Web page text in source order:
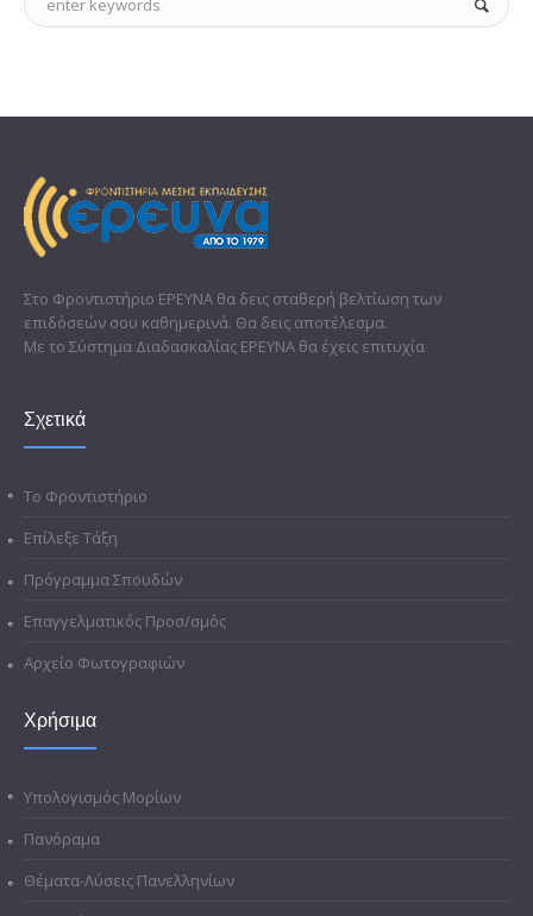
Στο Φροντιστήριο ΕΡΕΥΝΑ θα δεις σταθερή βελτίωση των
επιδόσεών σου καθημερινά. Θα δεις αποτέλεσμα.
Με το Σύστημα Διαδασκαλίας ΕΡΕΥΝΑ θα έχεις επιτυχία
Σχετικά
Το Φροντιστήριο
Επίλεξε Τάξη
Πρόγραμμα Σπουδών
Επαγγελματικός Προσ/σμός
Αρχείο Φωτογραφιών
Χρήσιμα
Υπολογισμός Μορίων
Πανόραμα
Θέματα-Λύσεις Πανελληνίων